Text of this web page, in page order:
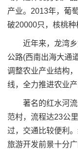
产业。2013年，葡
破20000只，核桃种
近年来，龙湾乡
公路(西南出海大通
调整农业产业结构
线，全力推进农业产
著名的红水河流
范村，流程达23公
过，交通比较便利
旅游开发前景十分广